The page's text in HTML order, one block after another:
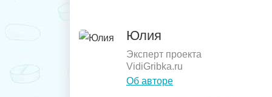
Юлия
Эксперт проекта
VidiGribka.ru
Об авторе